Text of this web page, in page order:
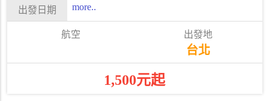
more..
台北
1,500元起